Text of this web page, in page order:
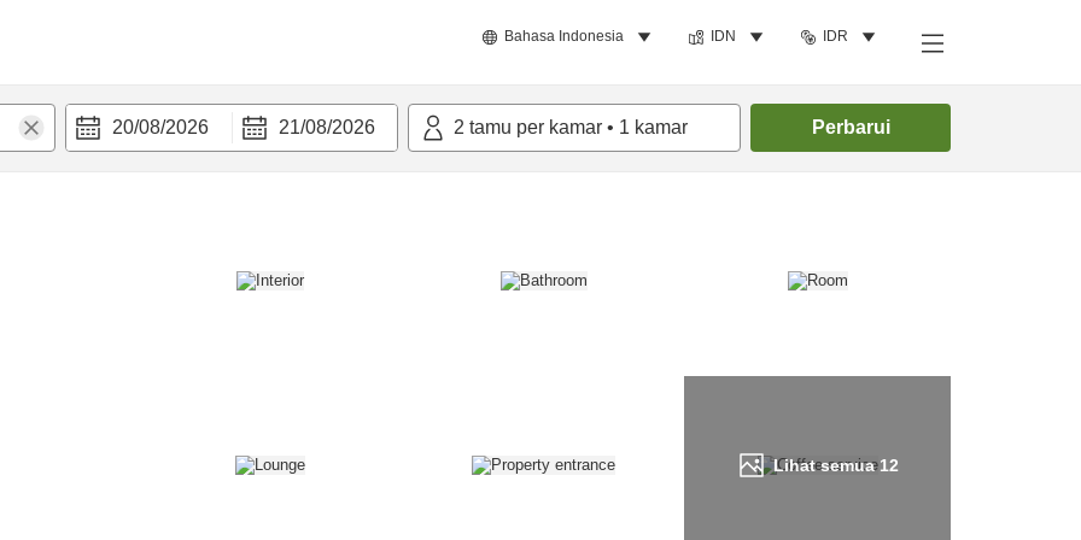
Bahasa Indonesia IDN IDR
20/08/2026 21/08/2026 2 tamu per kamar • 1 kamar Perbarui
Lihat semua12
Cari kamar